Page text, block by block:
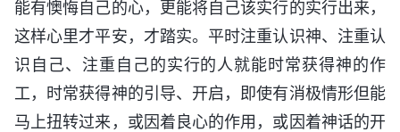
能有懊悔自己的心，更能将自己该实行的实行出来，
这样心里才平安，才踏实。平时注重认识神、注重认
识自己、注重自己的实行的人就能时常获得神的作
工，时常获得神的引导、开启，即使有消极情形但能
马上扭转过来，或因着良心的作用，或因着神话的开